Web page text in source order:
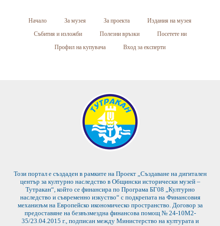
Начало За музея За проекта
Издания на музея
Събития и изложби
Полезни връзки
Посетете ни
Профил на купувача
Вход за експерти
Този портал е създаден в рамките на Проект „Създаване на дигитален
център за културно наследство в Общински исторически музей –
Тутракан“, който се финансира по Програма БГ08 „Културно
наследство и съвременно изкуство“ с подкрепата на Финансовия
механизъм на Европейско икономическо пространство. Договор за
предоставяне на безвъзмездна финансова помощ № 24-10М2-
35/23.04.2015 г., подписан между Министерство на културата и